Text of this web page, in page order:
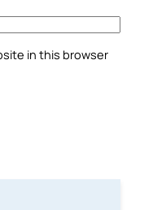
in this browser